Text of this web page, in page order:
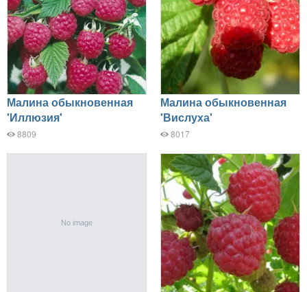
Малина обыкновенная
'Иллюзия'
8809
Малина обыкновенная
'Вислуха'
8017